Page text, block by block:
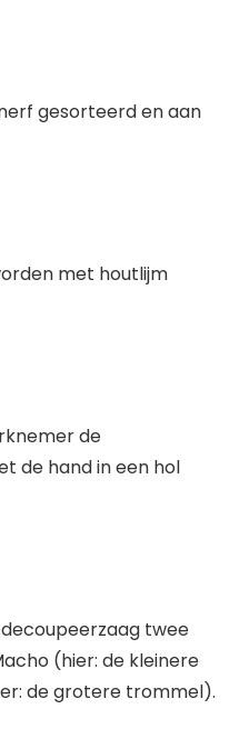
gesorteerd en aan
met houtlijm
de
de hand in een hol
twee
(hier: de kleinere
de grotere trommel).